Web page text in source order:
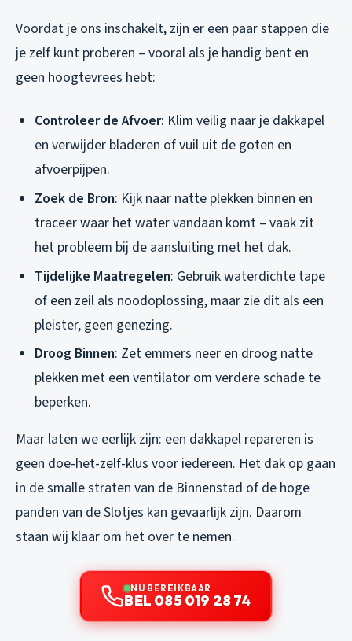
Voordat je ons inschakelt, zijn er een paar stappen die
je zelf kunt proberen – vooral als je handig bent en
geen hoogtevrees hebt:
Controleer de Afvoer: Klim veilig naar je dakkapel
en verwijder bladeren of vuil uit de goten en
afvoerpijpen.
Zoek de Bron: Kijk naar natte plekken binnen en
traceer waar het water vandaan komt – vaak zit
het probleem bij de aansluiting met het dak.
Tijdelijke Maatregelen: Gebruik waterdichte tape
of een zeil als noodoplossing, maar zie dit als een
pleister, geen genezing.
Droog Binnen: Zet emmers neer en droog natte
plekken met een ventilator om verdere schade te
beperken.
Maar laten we eerlijk zijn: een dakkapel repareren is
geen doe-het-zelf-klus voor iedereen. Het dak op gaan
in de smalle straten van de Binnenstad of de hoge
panden van de Slotjes kan gevaarlijk zijn. Daarom
staan wij klaar om het over te nemen.
NU BEREIKBAAR
BEL 085 019 28 74